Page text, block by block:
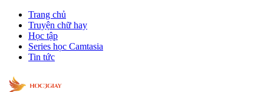
Trang chủ
Truyện chữ hay
Học tập
Series học Camtasia
Tin tức